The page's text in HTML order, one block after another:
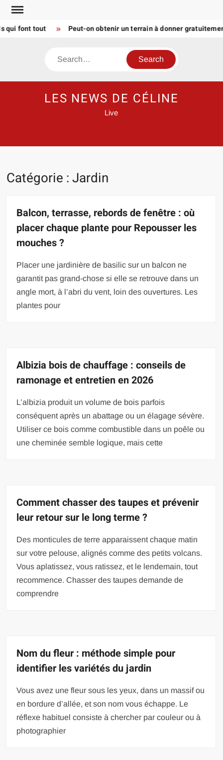
Skip
content
font tout Peut-on obtenir un terrain à donner gratuitement
Search
LES NEWS DE CÉLINE
Live
Catégorie :Jardin
Balcon, terrasse, rebords de fenêtre : où
placer chaque plante pour Repousser les
mouches ?
Placer une jardinière de basilic sur un balcon ne
garantit pas grand-chose si elle se retrouve dans un
angle mort, à l’abri du vent, loin des ouvertures. Les
plantes pour
Albizia bois de chauffage : conseils de
ramonage et entretien en 2026
L’albizia produit un volume de bois parfois
conséquent après un abattage ou un élagage sévère.
Utiliser ce bois comme combustible dans un poêle ou
une cheminée semble logique, mais cette
Comment chasser des taupes et prévenir
leur retour sur le long terme ?
Des monticules de terre apparaissent chaque matin
sur votre pelouse, alignés comme des petits volcans.
Vous aplatissez, vous ratissez, et le lendemain, tout
recommence. Chasser des taupes demande de
comprendre
Nom du fleur : méthode simple pour
identifier les variétés du jardin
Vous avez une fleur sous les yeux, dans un massif ou
en bordure d’allée, et son nom vous échappe. Le
réflexe habituel consiste à chercher par couleur ou à
photographier